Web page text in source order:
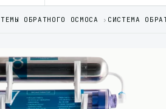
ОБРАТНОГО ОСМОСА › СИСТЕМА